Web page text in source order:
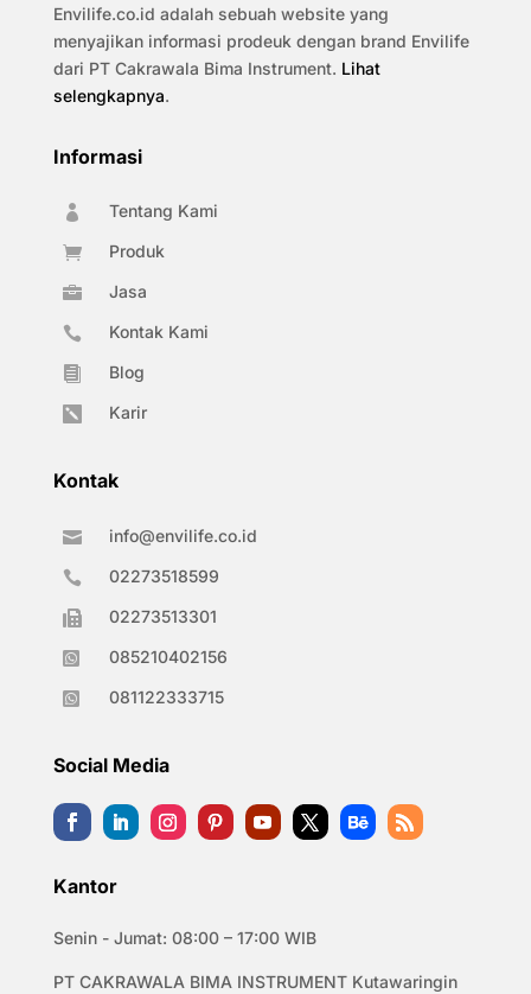
Envilife.co.id adalah sebuah website yang
menyajikan informasi prodeuk dengan brand Envilife
dari PT Cakrawala Bima Instrument. Lihat
selengkapnya.
Informasi
 Tentang Kami
 Produk
 Jasa
 Kontak Kami
 Blog
 Karir
Kontak
 info@envilife.co.id
 02273518599
 02273513301
 085210402156
 081122333715
Social Media
Kantor
Senin - Jumat: 08:00 – 17:00 WIB
PT CAKRAWALA BIMA INSTRUMENT Kutawaringin